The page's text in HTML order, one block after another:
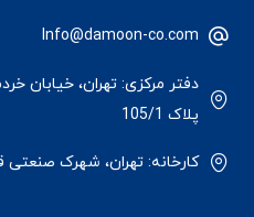
Info@damoon-co.com
دفتر مرکزی: تهران، خیابان
پلاک 105/1
کارخانه: تهران، شهرک صنعتی